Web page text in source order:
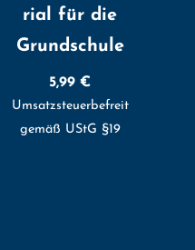
rial für die
Grundschule
5,99€
Umsatzsteuerbefreit
gemäß UStG §19